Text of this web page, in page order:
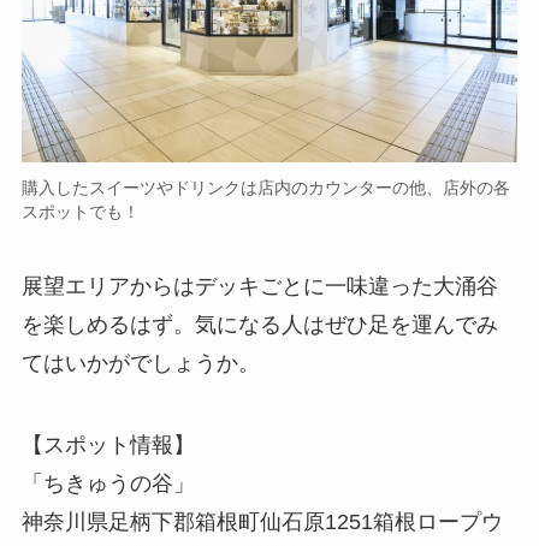
購入したスイーツやドリンクは店内のカウンターの他、店外の各
スポットでも！
展望エリアからはデッキごとに一味違った大涌谷
を楽しめるはず。気になる人はぜひ足を運んでみ
てはいかがでしょうか。
【スポット情報】
「ちきゅうの谷」
神奈川県足柄下郡箱根町仙石原1251箱根ロープウ